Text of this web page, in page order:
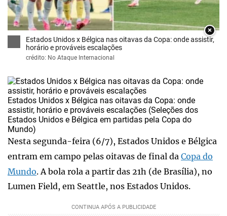
×
Estados Unidos x Bélgica nas oitavas da Copa: onde assistir,
horário e prováveis escalações
crédito: No Ataque Internacional
Estados Unidos x Bélgica nas oitavas da Copa: onde
assistir, horário e prováveis escalações (Seleções dos
Estados Unidos e Bélgica em partidas pela Copa do
Mundo)
Nesta segunda-feira (6/7), Estados Unidos e Bélgica
entram em campo pelas oitavas de final da Copa do
Mundo. A bola rola a partir das 21h (de Brasília), no
Lumen Field, em Seattle, nos Estados Unidos.